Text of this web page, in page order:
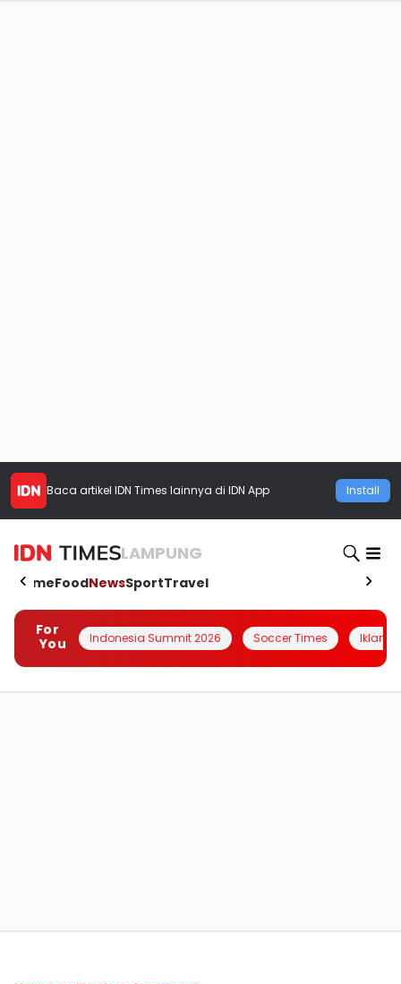
Baca artikel IDN Times lainnya di IDN App Install
LAMPUNG
HomeFoodNewsSportTravel
For
You
Indonesia Summit 2026 Soccer Times Iklanin